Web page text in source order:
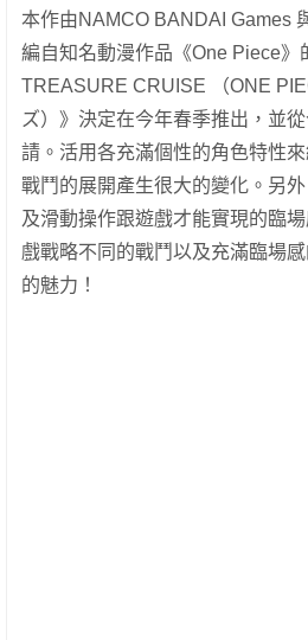
本作由NAMCO BANDAI Games
編自知名動漫作品《One Piece》
TREASURE CRUISE （ONE
ズ）》決定在今年春季推出，並
請。活用各充滿個性的角色特性
戰鬥的展開產生很大的變化。另
及滑動操作跟遊戲才能實現的臨
戲戰略不同的戰鬥以及充滿臨場
的魅力！